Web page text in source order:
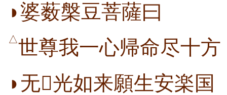
◗婆薮槃豆菩薩曰
△世尊我一心帰命尽十方
◗无光如来願生安楽国